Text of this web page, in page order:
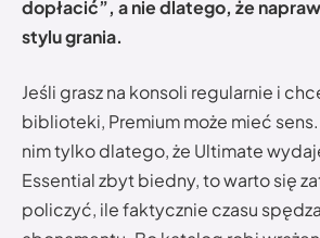
dopłacić”, a nie dlatego, że
stylu grania.
Jeśli grasz na konsoli regularnie i
biblioteki, Premium może mieć
nim tylko dlatego, że Ultimate
Essential zbyt biedny, to warto się
policzyć, ile faktycznie czasu